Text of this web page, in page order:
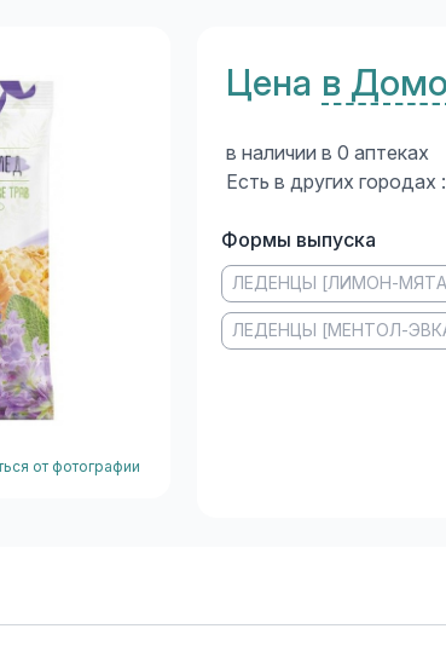
от фотографии
Цена в
в наличии в 0 аптеках
Есть в других городах :
Формы выпуска
ЛЕДЕНЦЫ [ЛИМОН-
ЛЕДЕНЦЫ [МЕНТОЛ-